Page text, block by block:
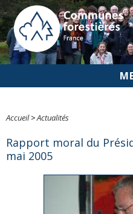
Accueil>Actualités
Rapport moral du
mai 2005